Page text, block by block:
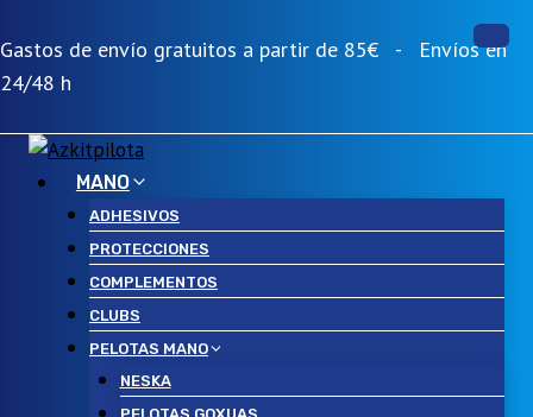
al
contenido
Gastos de envío gratuitos a partir de 85€ - Envíos en
24/48 h
MANO
ADHESIVOS
PROTECCIONES
COMPLEMENTOS
CLUBS
PELOTAS MANO
NESKA